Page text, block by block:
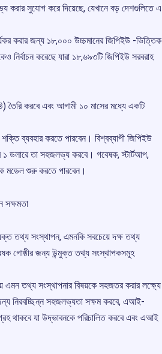
করার সুযোগ করে দিয়েছে, যেখানে বড় দেশগুলিতে এ
করার জন্য ১৮,০০০ উচ্চমানের জিপিইউ -ভিত্তিক
করেছে যারা ১৮,৬৯৩টি জিপিইউ সরবরাহ
তৈরি করবে এবং আগামী ১০ মাসের মধ্যে একটি
ব্যবহার করতে পারবেন। বিশ্বব্যাপী জিপিইউ
১ ডলারে তা সহজলভ্য করবে। গবেষক, স্টার্টআপ,
মডেল শুরু করতে পারবেন।
সক্ষমতা
তথ্য সংস্থাপন, এমনকি সবচেয়ে দক্ষ তথ্য
গোষ্ঠীর জন্য উন্মুক্ত তথ্য সংস্থাপকসমূহ
এমন তথ্য সংস্থাপনার বিষয়কে সহজতর করার লক্ষ্যে
নিরবচ্ছিন্ন সহজলভ্যতা সক্ষম করবে, এআই-
থাকবে যা উদ্ভাবনকে পরিচালিত করবে এবং এআই